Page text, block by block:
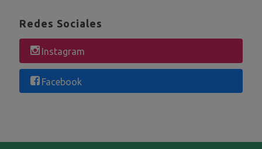
Redes Sociales
Instagram
Facebook